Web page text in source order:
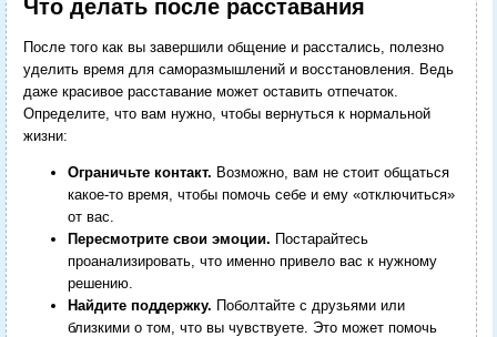
Что делать после расставания
После того как вы завершили общение и расстались, полезно
уделить время для саморазмышлений и восстановления. Ведь
даже красивое расставание может оставить отпечаток.
Определите, что вам нужно, чтобы вернуться к нормальной
жизни:
Ограничьте контакт. Возможно, вам не стоит общаться
какое-то время, чтобы помочь себе и ему «отключиться»
от вас.
Пересмотрите свои эмоции. Постарайтесь
проанализировать, что именно привело вас к нужному
решению.
Найдите поддержку. Поболтайте с друзьями или
близкими о том, что вы чувствуете. Это может помочь